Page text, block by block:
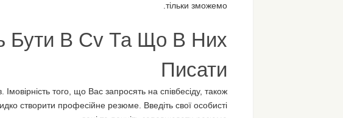
тільки зможемо.
Бути В Cv Та Що В Них
Писати
того, що Вас запросять на співбесіду, також
створити професійне резюме. Введіть свої особисті